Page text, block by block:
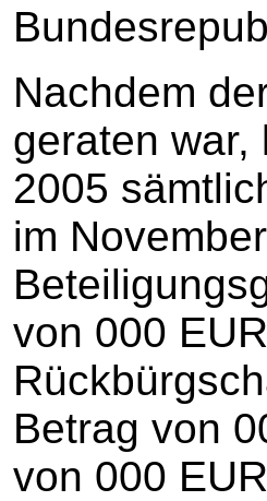
Nachdem
geraten war,
2005
im
von 000
Betrag von
von 000